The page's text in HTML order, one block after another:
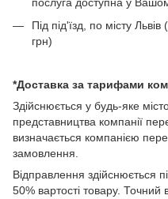
послуга доступна у
Під під'їзд, по місту
грн)
*Доставка за тарифами
Здійснюється у будь-яке
представництва компанії
визначається компанією
замовлення.
Відправлення здійснюється
50% вартості товару. Точний